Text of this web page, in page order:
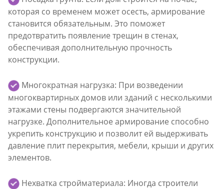
которая со временем может осесть, армирование
становится обязательным. Это поможет
предотвратить появление трещин в стенах,
обеспечивая дополнительную прочность
конструкции.
Многократная нагрузка: При возведении
многоквартирных домов или зданий с несколькими
этажами стены подвергаются значительной
нагрузке. Дополнительное армирование способно
укрепить конструкцию и позволит ей выдерживать
давление плит перекрытия, мебели, крыши и других
элементов.
Нехватка стройматериала: Иногда строители